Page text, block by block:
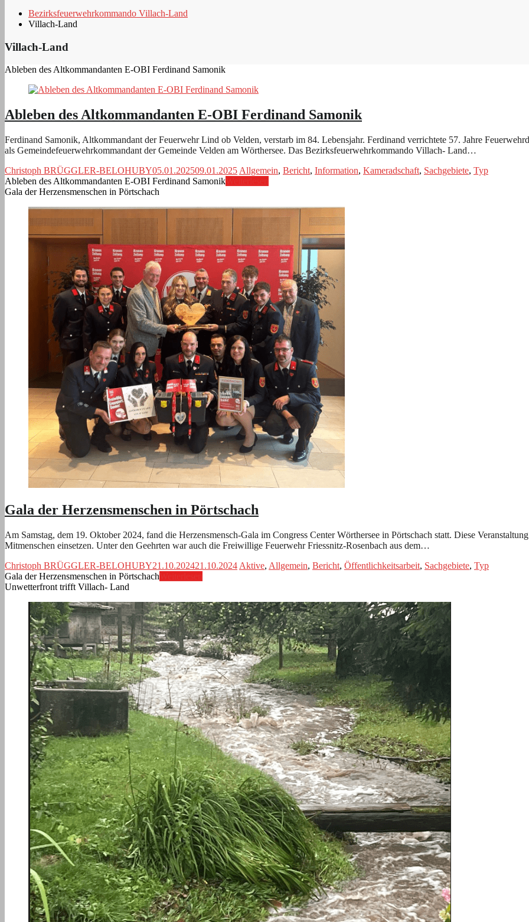
Bezirksfeuerwehrkommando Villach-Land
Villach-Land
Villach-Land
Ableben des Altkommandanten E-OBI Ferdinand Samonik
Ableben des Altkommandanten E-OBI Ferdinand Samonik
Ferdinand Samonik, Altkommandant der Feuerwehr Lind ob Velden, verstarb im 84. Lebensjahr. Ferdinand verrichtete 57. Jahre
als Gemeindefeuerwehrkommandant der Gemeinde Velden am Wörthersee. Das Bezirksfeuerwehrkommando Villach- Land…
Christoph BRÜGGLER-BELOHUBY05.01.202509.01.2025 Allgemein, Bericht, Information, Kameradschaft, Sachgebiete, Typ
Ableben des Altkommandanten E-OBI Ferdinand Samonik
Gala der Herzensmenschen in Pörtschach
Gala der Herzensmenschen in Pörtschach
Am Samstag, dem 19. Oktober 2024, fand die Herzensmensch-Gala im Congress Center Wörthersee in Pörtschach statt. Diese
Mitmenschen einsetzen. Unter den Geehrten war auch die Freiwillige Feuerwehr Friessnitz-Rosenbach aus dem…
Christoph BRÜGGLER-BELOHUBY21.10.202421.10.2024 Aktive, Allgemein, Bericht, Öffentlichkeitsarbeit, Sachgebiete, Typ
Gala der Herzensmenschen in Pörtschach
Unwetterfront trifft Villach- Land